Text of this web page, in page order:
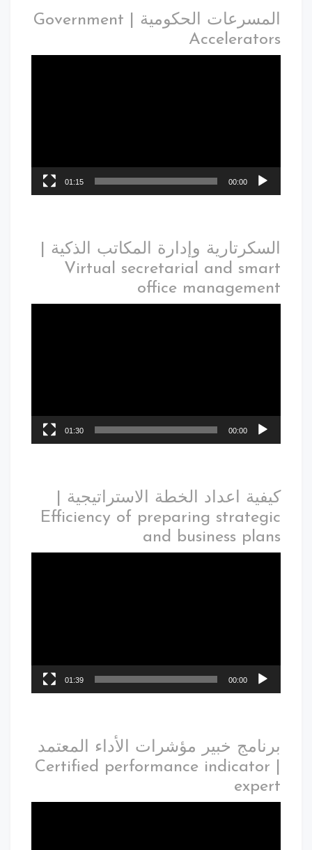
المسرعات الحكومية | Government
Accelerators
00:00
01:15
السكرتارية وإدارة المكاتب الذكية |
Virtual secretarial and smart
office management
00:00
01:30
كيفية اعداد الخطة الاستراتيجية |
Efficiency of preparing strategic
and business plans
00:00
01:39
برنامج خبير مؤشرات الأداء المعتمد
| Certified performance indicator
expert